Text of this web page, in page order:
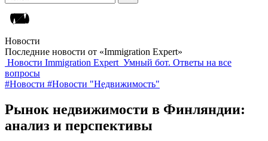
Новости
Последние новости от «Immigration Expert»
Новости Immigration Expert Умный бот. Ответы на все
вопросы
#Новости #Новости "Недвижимость"
Рынок недвижимости в Финляндии:
анализ и перспективы